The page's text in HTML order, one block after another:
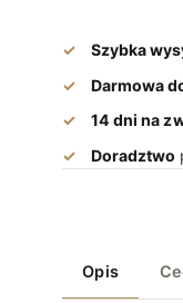
Szybka
Darmowa
14 dni na
Doradztwo
Opis